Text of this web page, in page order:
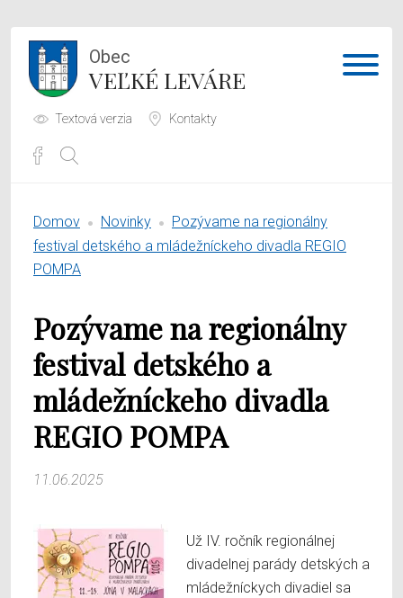
Obec
VEĽKÉ LEVÁRE
Textová verzia Kontakty
Samospráva
O obci
Domov Novinky
Pozývame na regionálny
festival detského a mládežníckeho divadla REGIO
POMPA
Pozývame na regionálny
festival detského a
mládežníckeho divadla
REGIO POMPA
11.06.2025
Už IV. ročník regionálnej
divadelnej parády detských a
mládežníckych divadiel sa